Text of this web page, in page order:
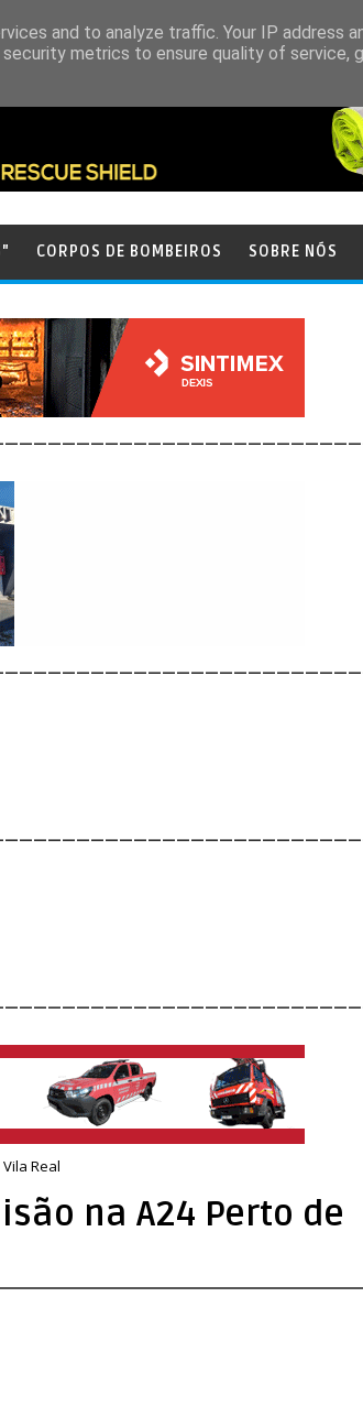
CORPOS DE BOMBEIROS SOBRE NÓS
Real
na A24 Perto de
and to analyze traffic. Your IP address
metrics to ensure quality of service,